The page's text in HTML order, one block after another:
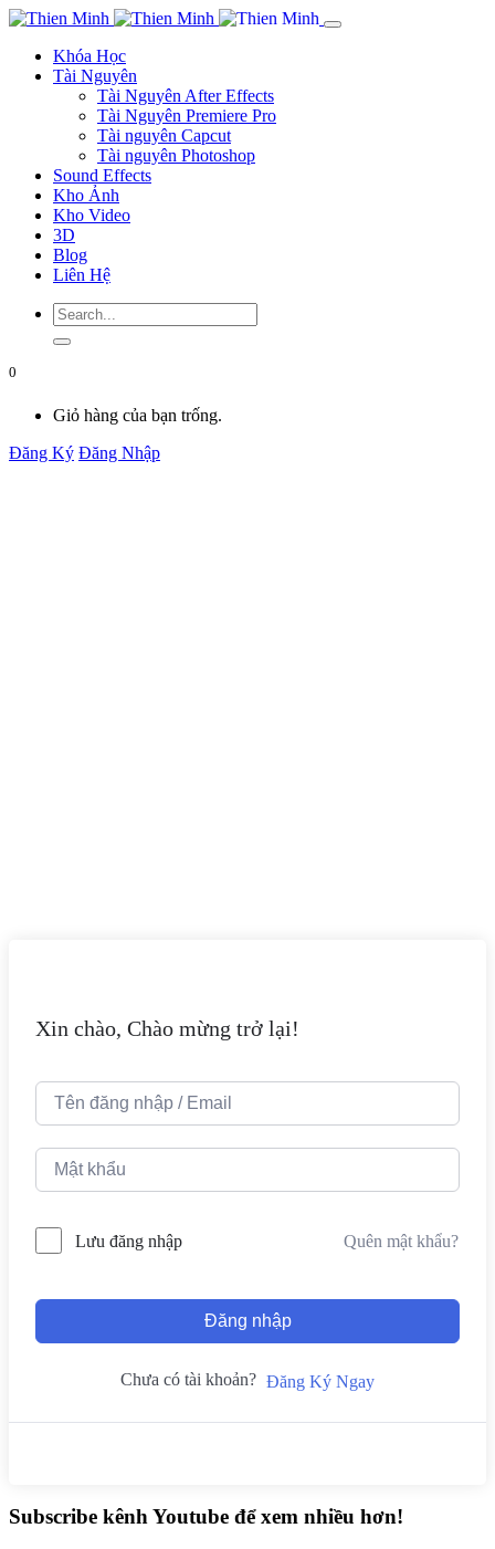
Khóa Học
Tài Nguyên
Tài Nguyên After Effects
Tài Nguyên Premiere Pro
Tài nguyên Capcut
Tài nguyên Photoshop
Sound Effects
Kho Ảnh
Kho Video
3D
Blog
Liên Hệ
0
Giỏ hàng của bạn trống.
Đăng Ký Đăng Nhập
Xin chào, Chào mừng trở lại!
Lưu đăng nhập Quên mật khẩu?
Đăng nhập
Chưa có tài khoản? Đăng Ký Ngay
Subscribe kênh Youtube để xem nhiều hơn!